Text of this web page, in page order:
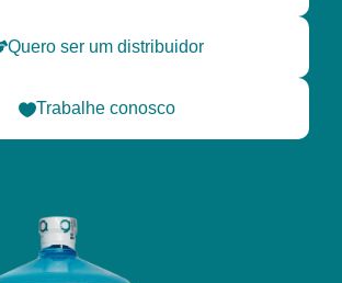
Quero ser um distribuidor
Trabalhe conosco